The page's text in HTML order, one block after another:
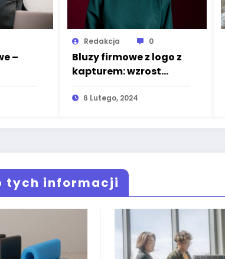
–
Redakcja 0
Bluzy firmowe z logo z
kapturem: wzrost
popularności i
skuteczne narzędzie
6 Lutego, 2024
tych informacji